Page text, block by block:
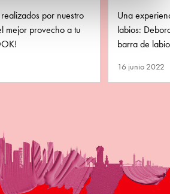
por nuestro
mejor provecho a tu
Una
labios:
barra de
16 junio 2022